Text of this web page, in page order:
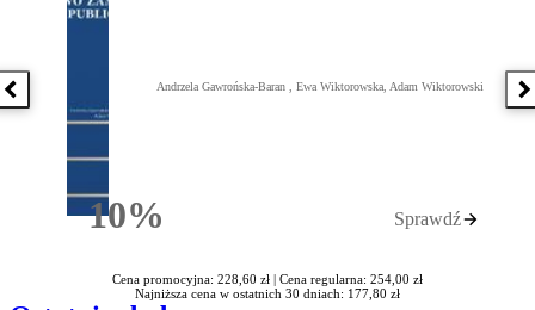
Poprzednia książka
10%Rabatu
Andrzela Gawrońska-Baran , Ewa Wiktorowska, Adam Wiktorowski
Sprawdź
Cena promocyjna: 228,60 zł | Cena regularna: 254,00 zł
Najniższa cena w ostatnich 30 dniach: 177,80 zł